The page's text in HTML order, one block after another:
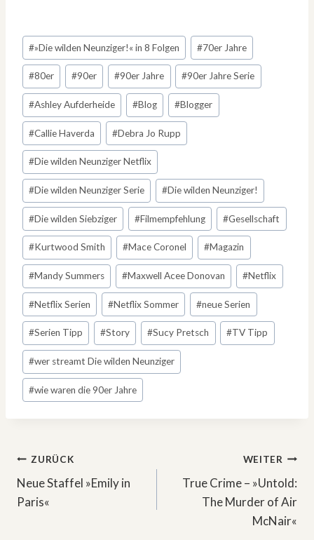
Schlagworte:
#»Die wilden Neunziger!« in 8 Folgen #70er Jahre
#80er #90er #90er Jahre #90er Jahre Serie
#Ashley Aufderheide #Blog #Blogger
#Callie Haverda #Debra Jo Rupp
#Die wilden Neunziger Netflix
#Die wilden Neunziger Serie #Die wilden Neunziger!
#Die wilden Siebziger #Filmempfehlung #Gesellschaft
#Kurtwood Smith #Mace Coronel #Magazin
#Mandy Summers #Maxwell Acee Donovan #Netflix
#Netflix Serien #Netflix Sommer #neue Serien
#Serien Tipp #Story #Sucy Pretsch #TV Tipp
#wer streamt Die wilden Neunziger
#wie waren die 90er Jahre
Beitragsnavigation
ZURÜCK
Neue Staffel »Emily in
Paris«
WEITER
True Crime – »Untold:
The Murder of Air
McNair«